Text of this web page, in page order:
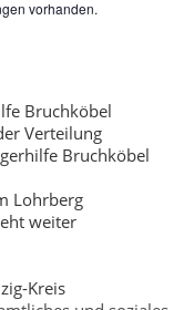
vorhanden.
Bruchköbel
Verteilung
Bruchköbel
Lohrberg
weiter